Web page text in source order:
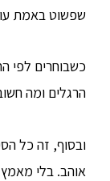
שפשוט באמת
כשבוחרים לפי
הרגלים ומה
ובסוף, זה כל
אוהב. בלי